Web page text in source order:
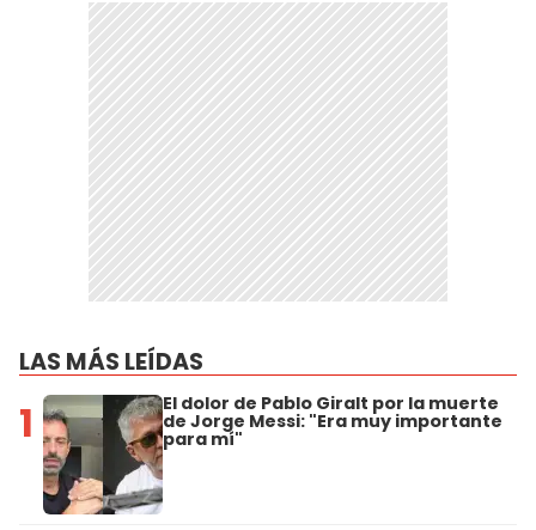
LAS MÁS LEÍDAS
1 El dolor de Pablo Giralt por la muerte
de Jorge Messi: "Era muy importante
para mí"